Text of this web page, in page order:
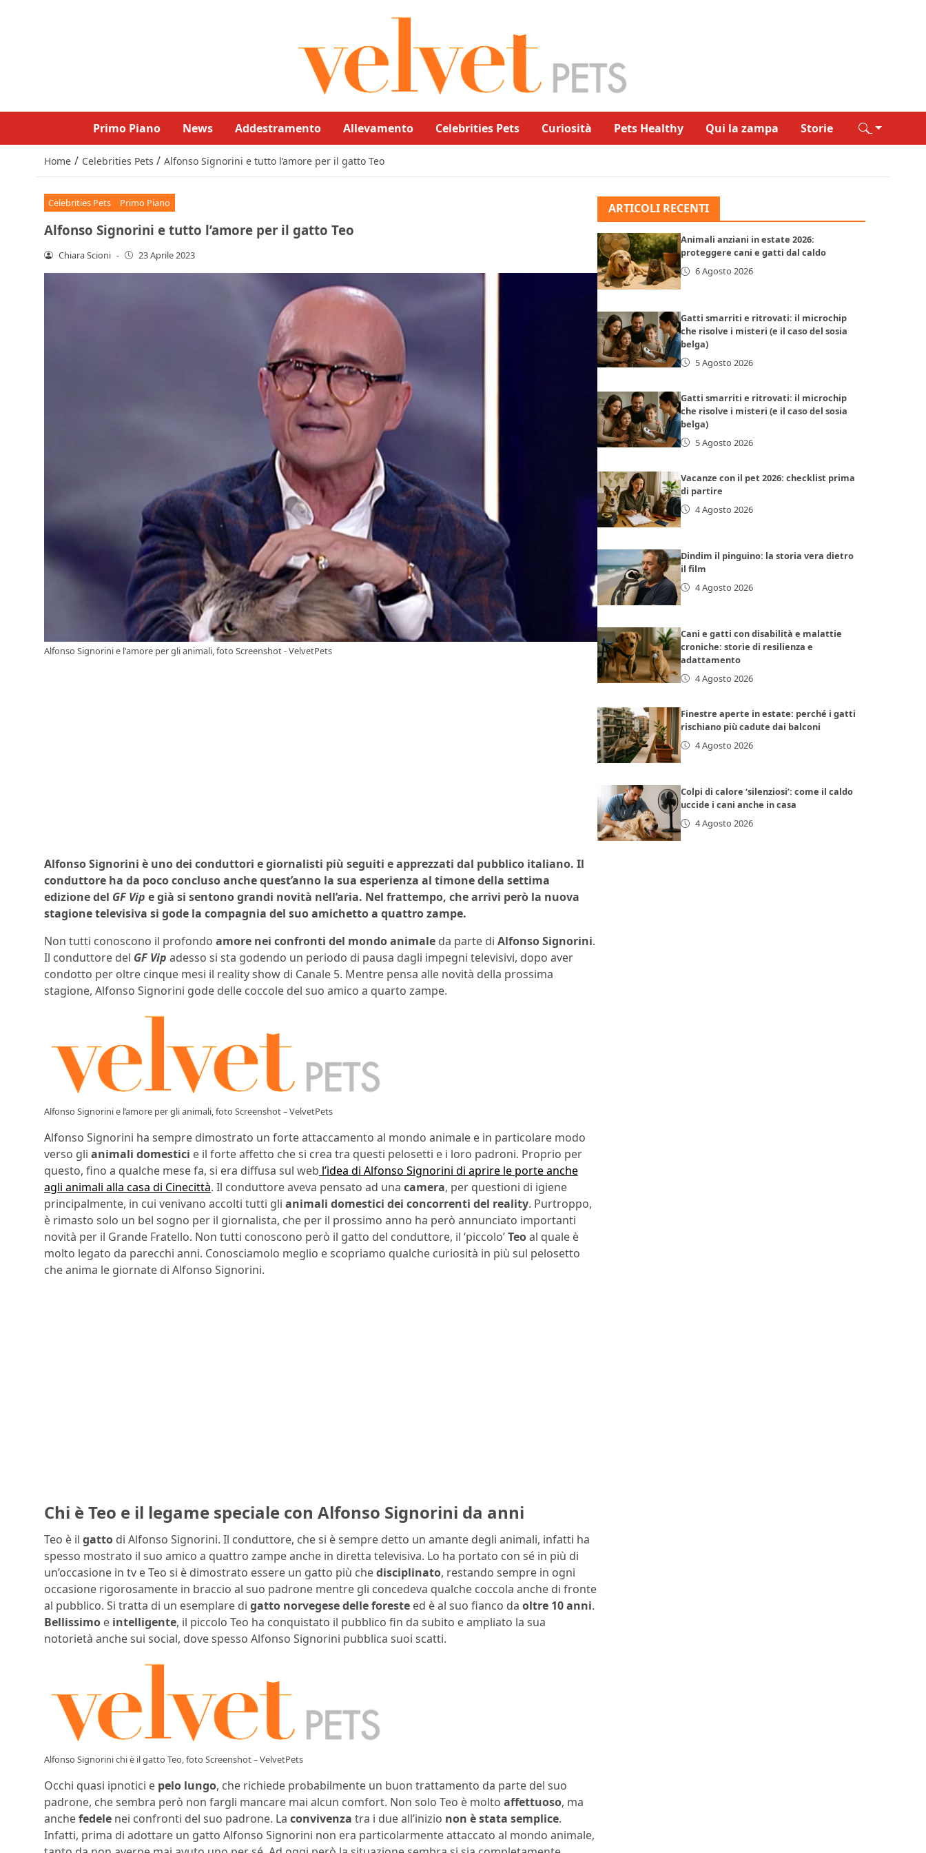
Primo Piano News Addestramento Allevamento Celebrities Pets Curiosità Pets Healthy Qui la zampa Storie
Home / Celebrities Pets / Alfonso Signorini e tutto l’amore per il gatto Teo
Celebrities Pets Primo Piano
Alfonso Signorini e tutto l’amore per il gatto Teo
Chiara Scioni - 23 Aprile 2023
Alfonso Signorini e l'amore per gli animali, foto Screenshot - VelvetPets
Alfonso Signorini è uno dei conduttori e giornalisti più seguiti e apprezzati dal pubblico italiano. Il
conduttore ha da poco concluso anche quest’anno la sua esperienza al timone della settima
edizione del GF Vip e già si sentono grandi novità nell’aria. Nel frattempo, che arrivi però la nuova
stagione televisiva si gode la compagnia del suo amichetto a quattro zampe.
Non tutti conoscono il profondo amore nei confronti del mondo animale da parte di Alfonso Signorini.
Il conduttore del GF Vip adesso si sta godendo un periodo di pausa dagli impegni televisivi, dopo aver
condotto per oltre cinque mesi il reality show di Canale 5. Mentre pensa alle novità della prossima
stagione, Alfonso Signorini gode delle coccole del suo amico a quarto zampe.
Alfonso Signorini e l’amore per gli animali, foto Screenshot – VelvetPets
Alfonso Signorini ha sempre dimostrato un forte attaccamento al mondo animale e in particolare modo
verso gli animali domestici e il forte affetto che si crea tra questi pelosetti e i loro padroni. Proprio per
questo, fino a qualche mese fa, si era diffusa sul web l’idea di Alfonso Signorini di aprire le porte anche
agli animali alla casa di Cinecittà. Il conduttore aveva pensato ad una camera, per questioni di igiene
principalmente, in cui venivano accolti tutti gli animali domestici dei concorrenti del reality. Purtroppo,
è rimasto solo un bel sogno per il giornalista, che per il prossimo anno ha però annunciato importanti
novità per il Grande Fratello. Non tutti conoscono però il gatto del conduttore, il ‘piccolo’Teoal quale è
molto legato da parecchi anni. Conosciamolo meglio e scopriamo qualche curiosità in più sul pelosetto
che anima le giornate di Alfonso Signorini.
Chi è Teo e il legame speciale con Alfonso Signorini da anni
Teo è il gatto di Alfonso Signorini. Il conduttore, che si è sempre detto un amante degli animali, infatti ha
spesso mostrato il suo amico a quattro zampe anche in diretta televisiva. Lo ha portato con sé in più di
un’occasione in tv e Teo si è dimostrato essere un gatto più chedisciplinato, restando sempre in ogni
occasione rigorosamente in braccio al suo padrone mentre gli concedeva qualche coccola anche di fronte
al pubblico. Si tratta di un esemplare di gatto norvegese delle foreste ed è al suo fianco da oltre 10 anni.
Bellissimo e intelligente, il piccolo Teo ha conquistato il pubblico fin da subito e ampliato la sua
notorietà anche sui social, dove spesso Alfonso Signorini pubblica suoi scatti.
Alfonso Signorini chi è il gatto Teo, foto Screenshot – VelvetPets
Occhi quasi ipnotici e pelo lungo, che richiede probabilmente un buon trattamento da parte del suo
padrone, che sembra però non fargli mancare mai alcun comfort. Non solo Teo è molto affettuoso, ma
anchefedele nei confronti del suo padrone. La convivenza tra i due all’inizio non è stata semplice.
Infatti, prima di adottare un gatto Alfonso Signorini non era particolarmente attaccato al mondo animale,
ARTICOLI RECENTI
Animali anziani in estate 2026:
proteggere cani e gatti dal caldo
6 Agosto 2026
Gatti smarriti e ritrovati: il microchip
che risolve i misteri (e il caso del sosia
belga)
5 Agosto 2026
Gatti smarriti e ritrovati: il microchip
che risolve i misteri (e il caso del sosia
belga)
5 Agosto 2026
Vacanze con il pet 2026: checklist prima
di partire
4 Agosto 2026
Dindim il pinguino: la storia vera dietro
il film
4 Agosto 2026
Cani e gatti con disabilità e malattie
croniche: storie di resilienza e
adattamento
4 Agosto 2026
Finestre aperte in estate: perché i gatti
rischiano più cadute dai balconi
4 Agosto 2026
Colpi di calore ‘silenziosi’: come il caldo
uccide i cani anche in casa
4 Agosto 2026